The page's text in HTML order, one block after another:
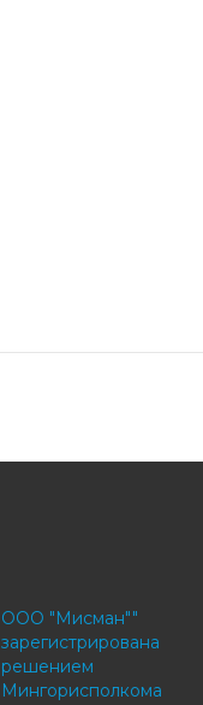
ООО "Мисман""
зарегистрирована
решением
Мингорисполкома